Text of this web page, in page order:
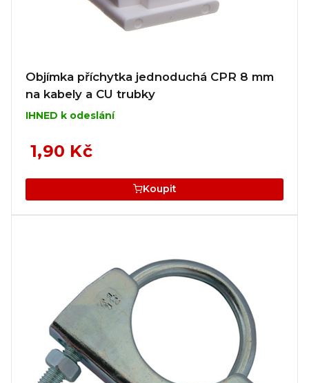
Objímka příchytka jednoduchá CPR 8 mm
na kabely a CU trubky
IHNED k odeslání
1,90 Kč
Koupit